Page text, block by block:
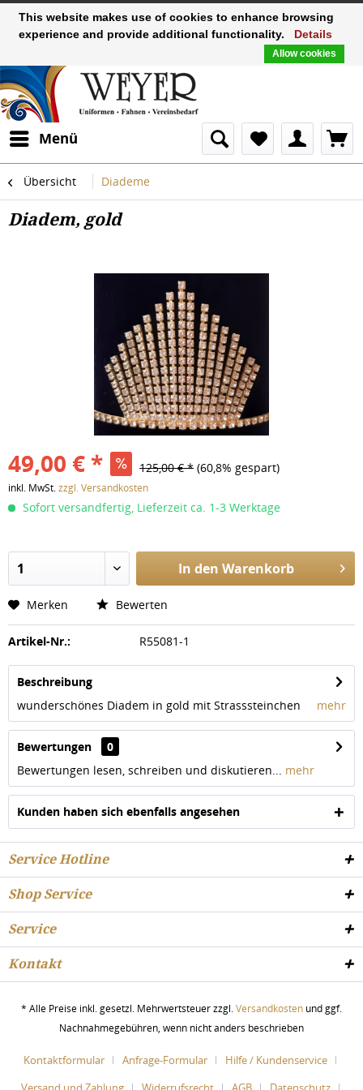
Menü
Übersicht Diademe
Diadem, gold
49,00 € * 125,00 € * (60,8% gespart)
inkl. MwSt.zzgl. Versandkosten
Sofort versandfertig, Lieferzeit ca. 1-3 Werktage
In den Warenkorb
Merken Bewerten
Artikel-Nr.: R55081-1
Beschreibung
wunderschönes Diadem in gold mit Strasssteinchen mehr
Bewertungen
0
Bewertungen lesen, schreiben und diskutieren... mehr
Kunden haben sich ebenfalls angesehen
Service Hotline
Shop Service
Service
Kontakt
* Alle Preise inkl. gesetzl. Mehrwertsteuer zzgl.Versandkosten und ggf.
Nachnahmegebühren, wenn nicht anders beschrieben
Kontaktformular Anfrage-Formular
Hilfe / Kundenservice
This website makes use of cookies to enhance browsing
experience and provide additional functionality.
Details
Allow cookies